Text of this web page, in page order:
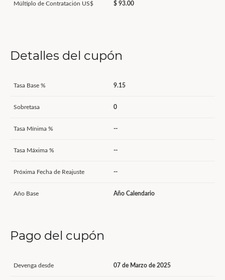
Múltiplo de Contratación US$ $ 93.00
Detalles del cupón
Tasa Base % 9.15
Sobretasa 0
Tasa Mínima % --
Tasa Máxima % --
Próxima Fecha de Reajuste --
Año Base Año Calendario
Pago del cupón
Devenga desde 07 de Marzo de 2025